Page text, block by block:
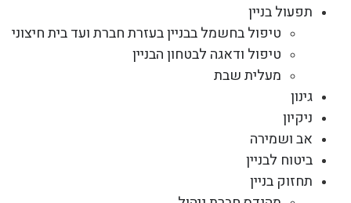
תפעול בניין
טיפול בחשמל בבניין בעזרת חברת ועד בית חיצוני
טיפול ודאגה לבטחון הבניין
מעלית שבת
גינון
ניקיון
אב ושמירה
ביטוח לבניין
תחזוק בניין